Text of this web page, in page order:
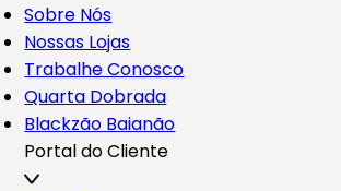
Sobre Nós
Nossas Lojas
Trabalhe Conosco
Quarta Dobrada
Blackzão Baianão
Portal do Cliente